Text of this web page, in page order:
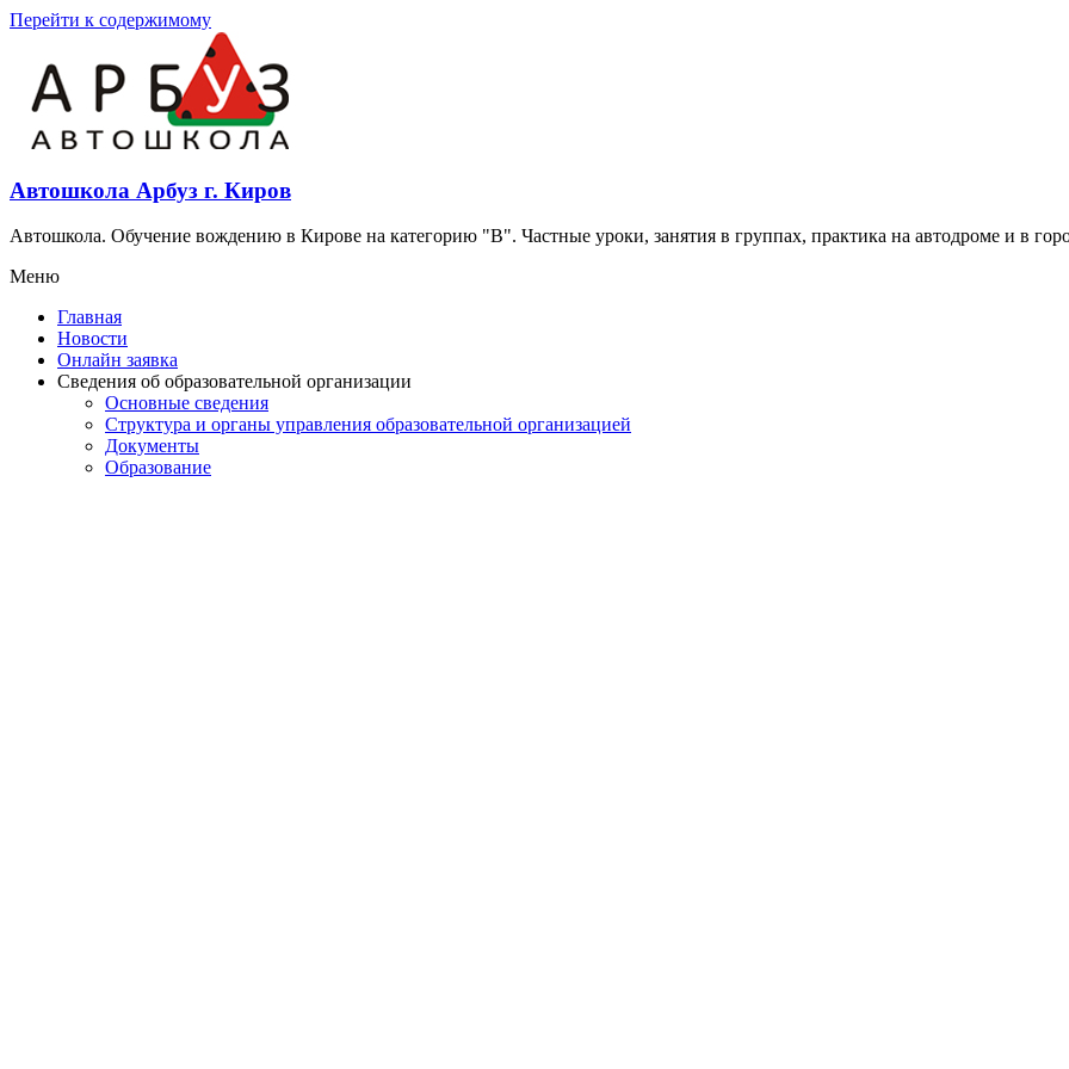
Перейти к содержимому
Автошкола Арбуз г. Киров
Автошкола. Обучение вождению в Кирове на категорию "В". Частные уроки, занятия в группах, практика на автодроме и в
Меню
Главная
Новости
Онлайн заявка
Сведения об образовательной организации
Основные сведения
Структура и органы управления образовательной организацией
Документы
Образование